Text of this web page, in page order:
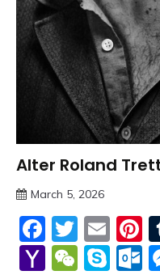
Trends
Alter Roland
March 5, 2026
Yahoo